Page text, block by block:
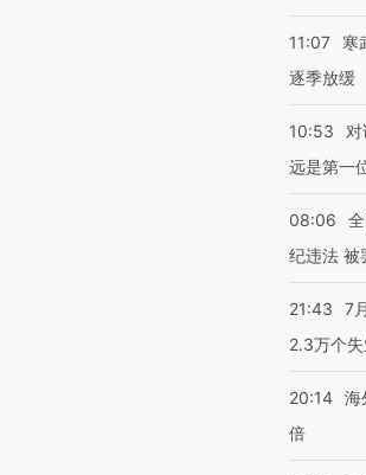
11:07
寒
逐季放缓
10:53
远是第一
08:06
纪违法 被
21:43
7
2.3万个
20:14 海
倍